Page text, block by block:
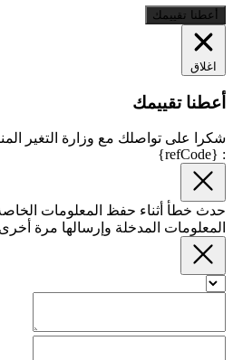
أعطنا تقييمك
اغلاق
أعطنا تقييمك
شكرا على تواصلك مع وزارة التغير
: {refCode}
حدث خطأ أثناء حفظ المعلومات
المعلومات المدخلة وإرسالها مرة